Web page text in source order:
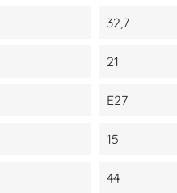
32,7
21
E27
15
44